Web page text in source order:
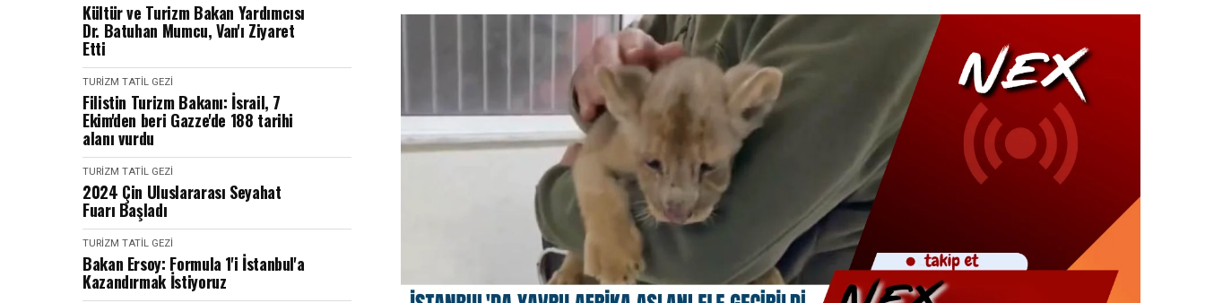
Kültür ve Turizm Bakan Yardımcısı
Dr. Batuhan Mumcu, Van'ı Ziyaret
Etti
TURIZM TATIL GEZI
Filistin Turizm Bakanı: İsrail, 7
Ekim'den beri Gazze'de 188 tarihi
alanı vurdu
TURIZM TATIL GEZI
2024 Çin Uluslararası Seyahat
Fuarı Başladı
TURIZM TATIL GEZI
Bakan Ersoy: Formula 1'i İstanbul'a
Kazandırmak İstiyoruz